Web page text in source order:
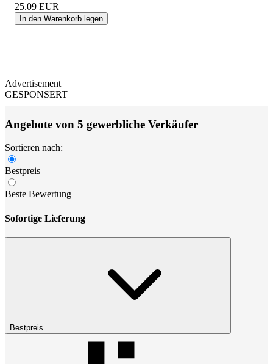
25.09 EUR
In den Warenkorb legen
Advertisement
GESPONSERT
Angebote von 5 gewerbliche Verkäufer
Sortieren nach:
Bestpreis
Beste Bewertung
Sofortige Lieferung
Bestpreis